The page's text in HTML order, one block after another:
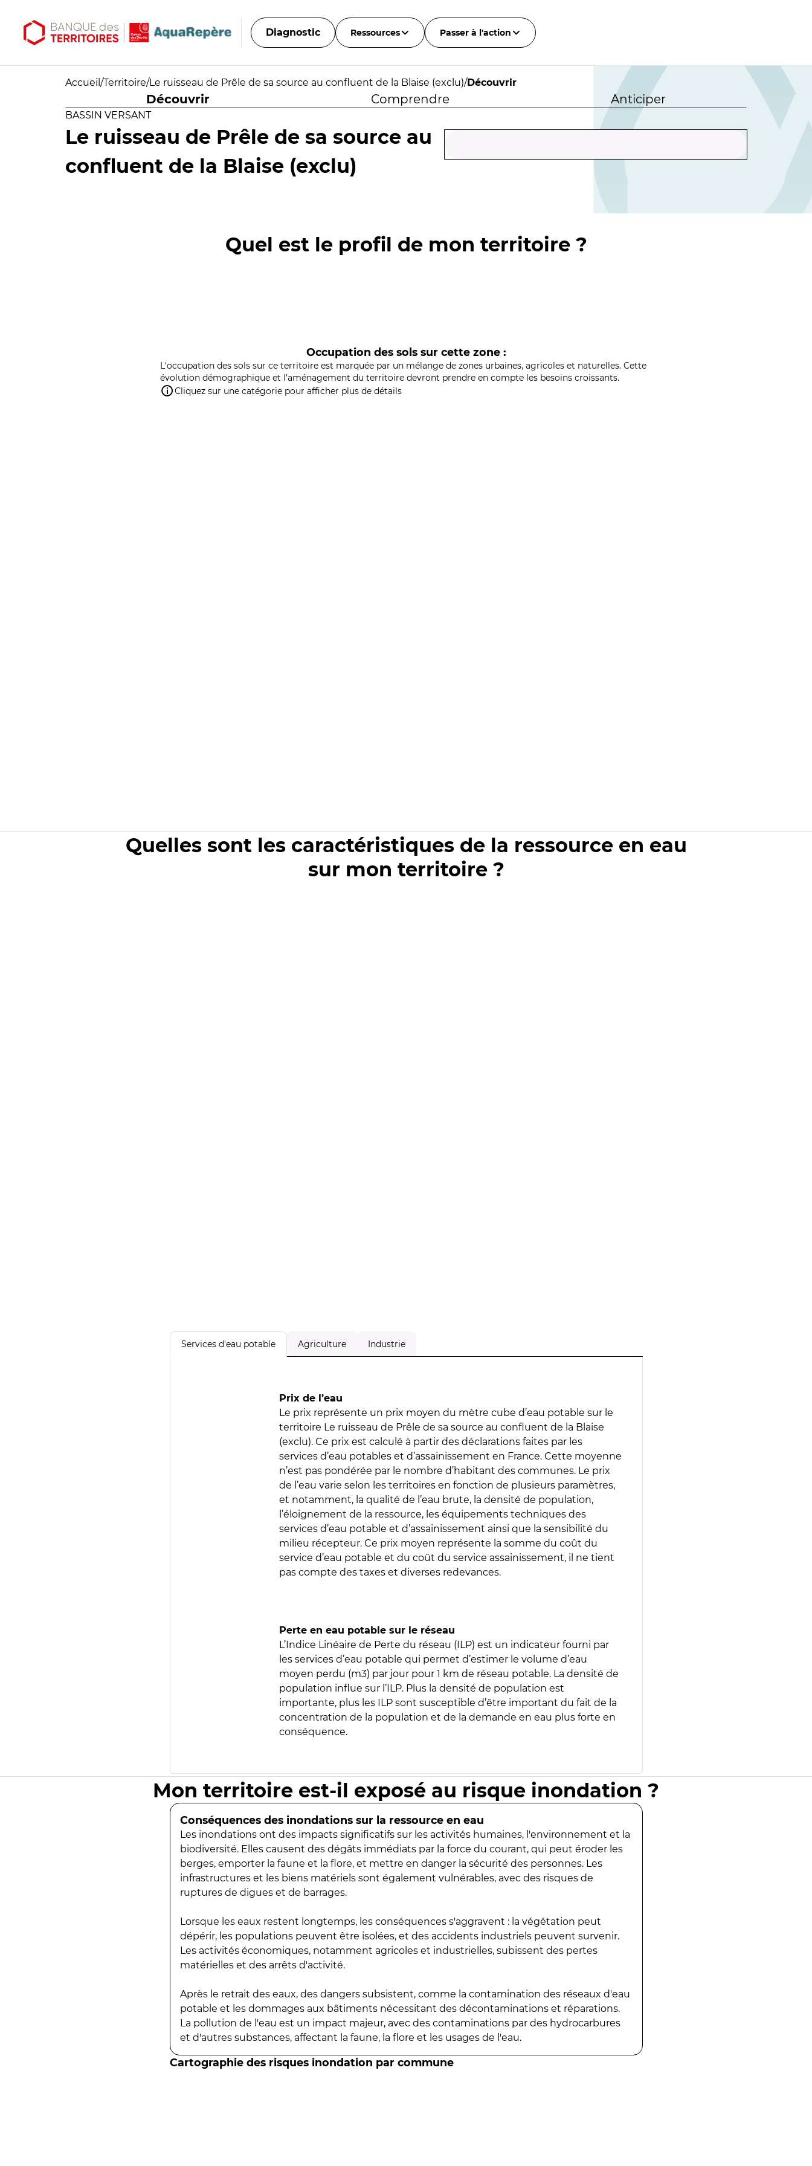
Diagnostic Ressources Passer à l'action
Accueil /Territoire/Le ruisseau de Prêle de sa source au confluent de la Blaise (exclu)/Découvrir
Découvrir Comprendre Anticiper
BASSIN VERSANT
Le ruisseau de Prêle de sa source au
confluent de la Blaise (exclu)
Quel est le profil de mon territoire ?
Occupation des sols sur cette zone :
L'occupation des sols sur ce territoire est marquée par un mélange de zones urbaines, agricoles et naturelles. Cette
évolution démographique et l'aménagement du territoire devront prendre en compte les besoins croissants.
Cliquez sur une catégorie pour afficher plus de détails
Quelles sont les caractéristiques de la ressource en eau
sur mon territoire ?
Services d'eau potable Agriculture Industrie
Prix de l’eau
Le prix représente un prix moyen du mètre cube d’eau potable sur le
territoire Le ruisseau de Prêle de sa source au confluent de la Blaise
(exclu). Ce prix est calculé à partir des déclarations faites par les
services d’eau potables et d’assainissement en France. Cette moyenne
n’est pas pondérée par le nombre d’habitant des communes. Le prix
de l’eau varie selon les territoires en fonction de plusieurs paramètres,
et notamment, la qualité de l’eau brute, la densité de population,
l’éloignement de la ressource, les équipements techniques des
services d’eau potable et d’assainissement ainsi que la sensibilité du
milieu récepteur. Ce prix moyen représente la somme du coût du
service d’eau potable et du coût du service assainissement, il ne tient
pas compte des taxes et diverses redevances.
Perte en eau potable sur le réseau
L’Indice Linéaire de Perte du réseau (ILP) est un indicateur fourni par
les services d’eau potable qui permet d’estimer le volume d’eau
moyen perdu (m3) par jour pour 1 km de réseau potable. La densité de
population influe sur l’ILP. Plus la densité de population est
importante, plus les ILP sont susceptible d’être important du fait de la
concentration de la population et de la demande en eau plus forte en
conséquence.
Mon territoire est-il exposé au risque inondation ?
Conséquences des inondations sur la ressource en eau
Les inondations ont des impacts significatifs sur les activités humaines, l'environnement et la
biodiversité. Elles causent des dégâts immédiats par la force du courant, qui peut éroder les
berges, emporter la faune et la flore, et mettre en danger la sécurité des personnes. Les
infrastructures et les biens matériels sont également vulnérables, avec des risques de
ruptures de digues et de barrages.
Lorsque les eaux restent longtemps, les conséquences s'aggravent : la végétation peut
dépérir, les populations peuvent être isolées, et des accidents industriels peuvent survenir.
Les activités économiques, notamment agricoles et industrielles, subissent des pertes
matérielles et des arrêts d'activité.
Après le retrait des eaux, des dangers subsistent, comme la contamination des réseaux d'eau
potable et les dommages aux bâtiments nécessitant des décontaminations et réparations.
La pollution de l'eau est un impact majeur, avec des contaminations par des hydrocarbures
et d'autres substances, affectant la faune, la flore et les usages de l'eau.
Cartographie des risques inondation par commune